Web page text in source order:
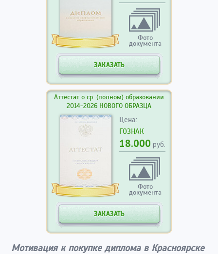
Фото
документа
ЗАКАЗАТЬ
Аттестат о ср. (полном) образовании
2014-2026 НОВОГО ОБРАЗЦА
Цена:
ГОЗНАК
18.000 руб.
Фото
документа
ЗАКАЗАТЬ
Мотивация к покупке диплома в Красноярске